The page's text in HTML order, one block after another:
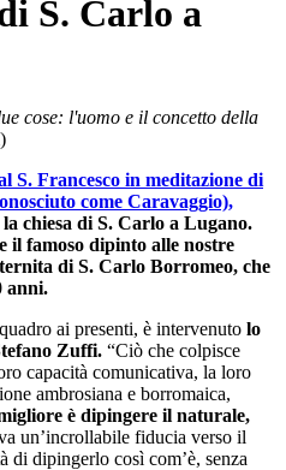
S. Carlo a
cose: l'uomo e il concetto della
S. Francesco in meditazione di
come Caravaggio),
chiesa di S. Carlo a Lugano.
il famoso dipinto alle nostre
di S. Carlo Borromeo, che
anni.
ai presenti, è intervenuto lo
Zuffi. “Ciò che colpisce
capacità comunicativa, la loro
ambrosiana e borromaica,
è dipingere il naturale,
un’incrollabile fiducia verso il
di dipingerlo così com’è, senza